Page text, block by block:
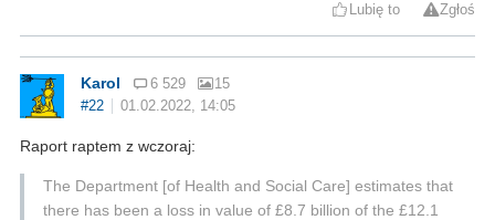
Lubię to Zgłoś
Karol 6 529
15
#22
01.02.2022, 14:05
Raport raptem z wczoraj:
The Department [of Health and Social Care] estimates that
there has been a loss in value of £8.7 billion of the £12.1